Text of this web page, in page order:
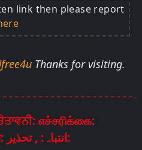
link then please report
Thanks for visiting.
எச்சரிக்கை:
హెచ్చరిక: ಎಚ್ಚರಿಕೆ: সতর্কতা: انتباہ: , تحذير: